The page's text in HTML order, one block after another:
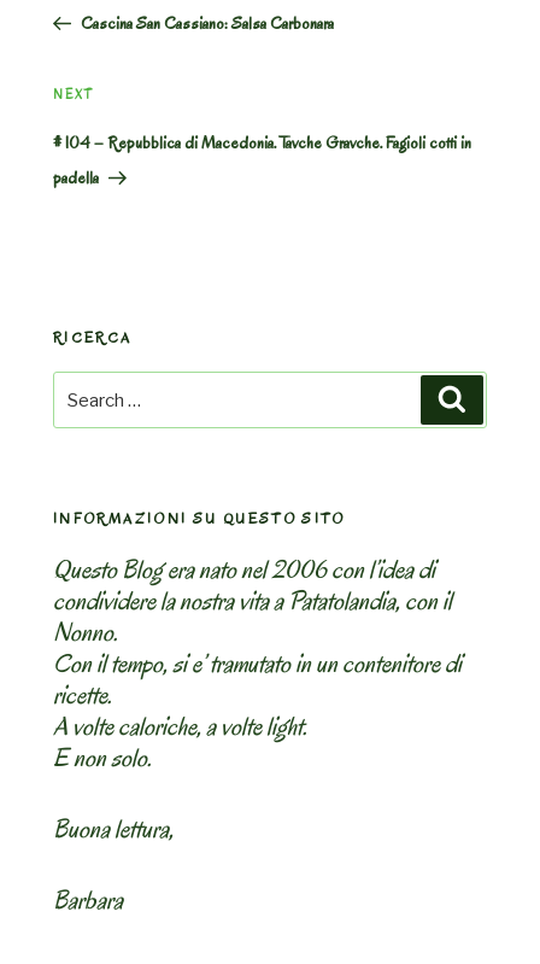
Cascina San Cassiano: Salsa Carbonara
Next
NEXT
# 104 – Repubblica di Macedonia. Tavche Gravche. Fagioli cotti in
padella
RICERCA
Search
for:
INFORMAZIONI SU QUESTO SITO
Questo Blog era nato nel 2006 con l’idea di
condividere la nostra vita a Patatolandia, con il
Nonno.
Con il tempo, si e’ tramutato in un contenitore di
ricette.
A volte caloriche, a volte light.
E non solo.
Buona lettura,
Barbara